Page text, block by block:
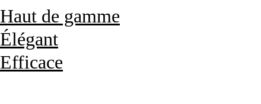
Haut de gamme
Élégant
Efficace